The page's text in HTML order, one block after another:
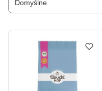
Domyślne